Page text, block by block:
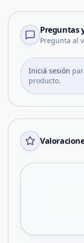
Preguntas
Pregunta al
Iniciá sesión
producto.